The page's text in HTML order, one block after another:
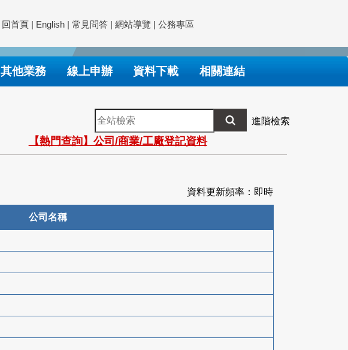
回首頁 | English | 常見問答 | 網站導覽 | 公務專區
其他業務 線上申辦 資料下載 相關連結
全
站
檢
索
進階檢索
【熱門查詢】公司/商業/工廠登記資料
資料更新頻率：即時
公司名稱